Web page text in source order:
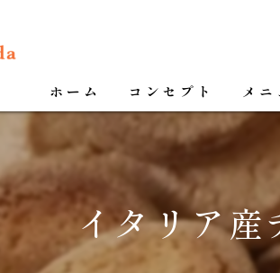
ホーム コンセプト メニ
イタリア